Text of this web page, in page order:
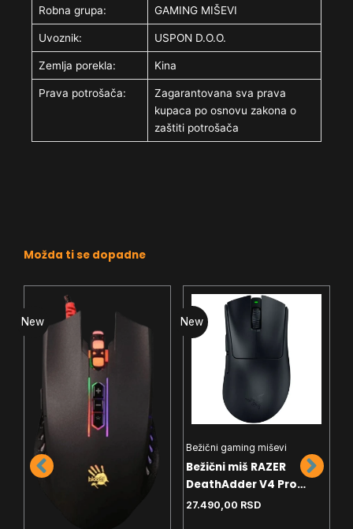
Robna grupa: GAMING MIŠEVI
Uvoznik: USPON D.O.O.
Zemlja porekla: Kina
Prava potrošača:
Zagarantovana sva prava
kupaca po osnovu zakona o
zaštiti potrošača
Možda ti se dopadne
New New
Bežični gaming miševi
Bežični miš RAZER
DeathAdder V4 Pro
black RZ01-05330100-
27.490,00 RSD